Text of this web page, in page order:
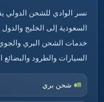
نسر الوادي للشحن
السعودية إلى الخليج والدول
خدمات الشحن البري
السيارات والطرود
شحن بري